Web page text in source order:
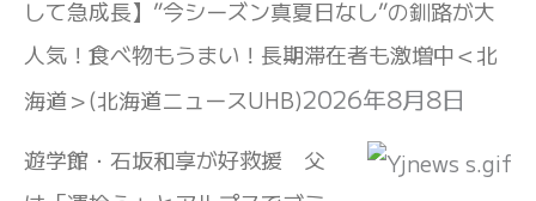
して急成長】”今シーズン真夏日なし”の釧路が大
人気！食べ物もうまい！長期滞在者も激増中＜北
海道＞(北海道ニュースUHB)2026年8月8日
遊学館・石坂和享が好救援 父